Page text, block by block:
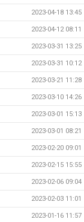
2023-04-18 13:45
2023-04-12 08:11
2023-03-31 13:25
2023-03-31 10:12
2023-03-21 11:28
2023-03-10 14:26
2023-03-01 15:13
2023-03-01 08:21
2023-02-20 09:01
2023-02-15 15:55
2023-02-06 09:04
2023-02-03 11:01
2023-01-16 11:57